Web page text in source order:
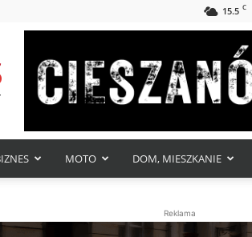
15.5 C
MOTO DOM, MIESZKANIE
Reklama